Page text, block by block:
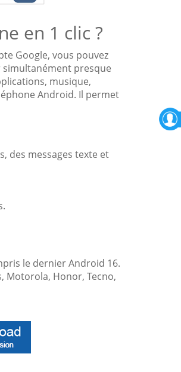
en 1 clic ?
Google, vous pouvez
presque
musique,
Android. Il permet
des messages texte et
le dernier Android 16.
Motorola, Honor, Tecno,